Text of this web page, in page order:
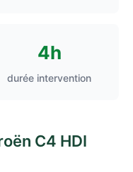
4h
durée intervention
C4 HDI